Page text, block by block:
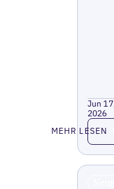
Jun
2026
MEHR LESEN